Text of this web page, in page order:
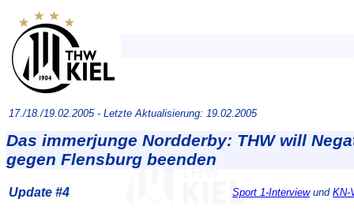
17./18./19.02.2005 - Letzte Aktualisierung: 19.02.2005
Das immerjunge Nordderby: THW will
gegen Flensburg beenden
Update #4 Sport 1-Interviewund KN-